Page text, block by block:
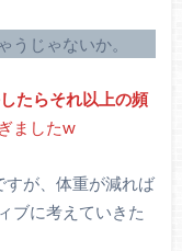
うじゃないか。
たらそれ以上の頻
ましたw
が、体重が減れば
ブに考えていきた